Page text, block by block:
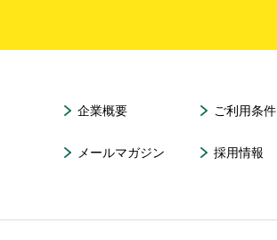
企業概要 ご利用条件
メールマガジン 採用情報